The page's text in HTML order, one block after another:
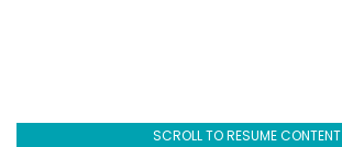
SCROLL TO RESUME CONTENT